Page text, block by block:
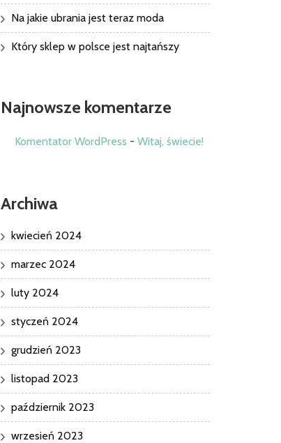
Na jakie ubrania jest teraz moda
Który sklep w polsce jest najtańszy
Najnowsze komentarze
Komentator WordPress - Witaj, świecie!
Archiwa
kwiecień 2024
marzec 2024
luty 2024
styczeń 2024
grudzień 2023
listopad 2023
październik 2023
wrzesień 2023